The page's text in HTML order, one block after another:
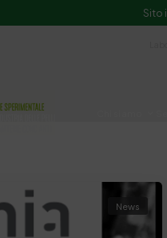
Sito
News